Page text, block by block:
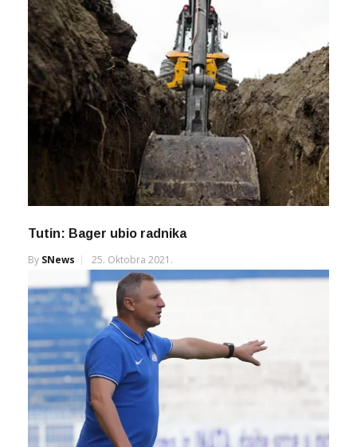
Tutin: Bager ubio radnika
By SNews 25. Oktobra 2021.